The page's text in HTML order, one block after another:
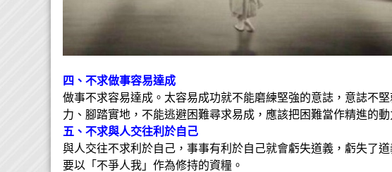
四、不求做事容易達成
做事不求容易達成。太容易成功就不能磨練堅強的意誌，意誌不
力、腳踏實地，不能逃避困難尋求易成，應該把困難當作精進的動
五、不求與人交往利於自己
與人交往不求利於自己，事事有利於自己就會虧失道義，虧失了
要以「不爭人我」作為修持的資糧。